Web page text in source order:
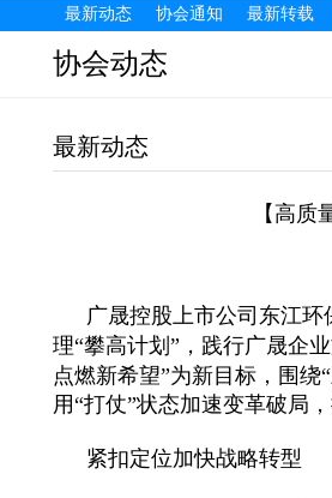
最新动态 协会通知 最新转载
协会动态
最新动态
【高
广晟控股上市公司东江环
理“攀高计划”，践行广晟企
点燃新希望”为新目标，围绕
用“打仗”状态加速变革破局
紧扣定位加快战略转型